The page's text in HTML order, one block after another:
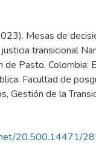
Mesas de
transicional
de Pasto, Colombia:
Facultad de
Gestión de la
20.500.14471/